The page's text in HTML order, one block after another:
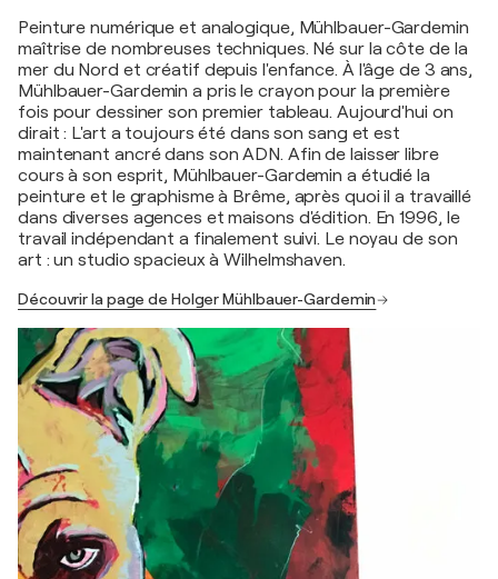
Peinture numérique et analogique, Mühlbauer-Gardemin
maîtrise de nombreuses techniques. Né sur la côte de la
mer du Nord et créatif depuis l'enfance. À l'âge de 3 ans,
Mühlbauer-Gardemin a pris le crayon pour la première
fois pour dessiner son premier tableau. Aujourd'hui on
dirait : L'art a toujours été dans son sang et est
maintenant ancré dans son ADN. Afin de laisser libre
cours à son esprit, Mühlbauer-Gardemin a étudié la
peinture et le graphisme à Brême, après quoi il a travaillé
dans diverses agences et maisons d'édition. En 1996, le
travail indépendant a finalement suivi. Le noyau de son
art : un studio spacieux à Wilhelmshaven.
Découvrir la page de Holger Mühlbauer-Gardemin